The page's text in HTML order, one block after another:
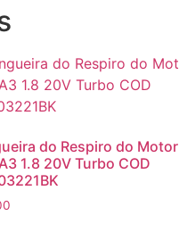
do Respiro do Motor
1.8 20V Turbo COD